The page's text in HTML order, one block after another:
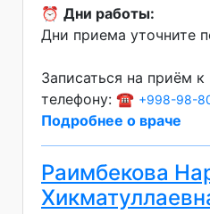
⏰ Дни работы:
Дни приема уточните
Записаться на приём
телефону: ☎️ +998-98-
Подробнее о враче
Раимбекова